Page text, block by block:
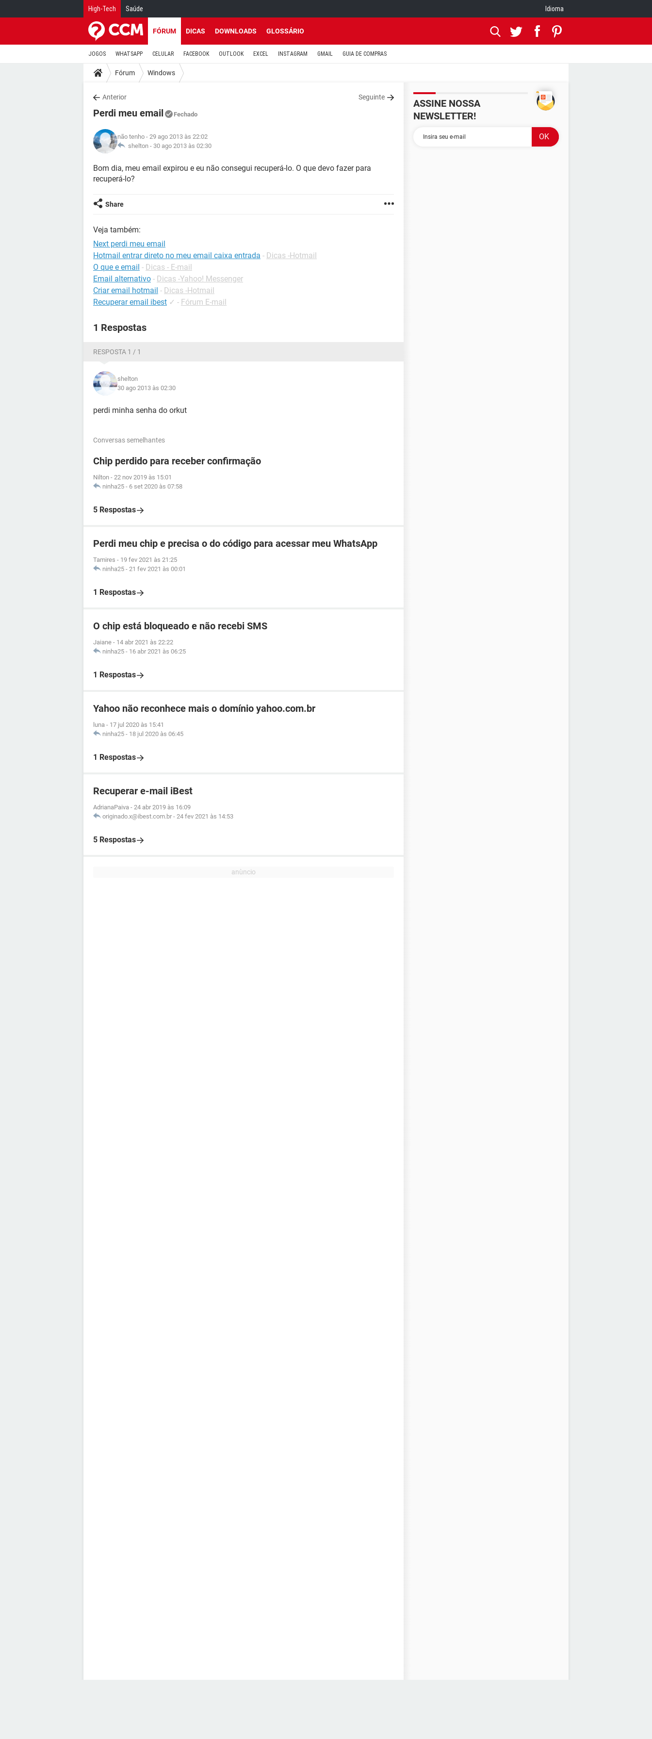
High-Tech Saúde Idioma
FÓRUM DICAS DOWNLOADS GLOSSÁRIO
JOGOS WHATSAPP CELULAR FACEBOOK OUTLOOK EXCEL INSTAGRAM GMAIL GUIA DE COMPRAS
Fórum Windows
Anterior Seguinte
Perdi meu email Fechado
não tenho - 29 ago 2013 às 22:02
shelton - 30 ago 2013 às 02:30
Bom dia, meu email expirou e eu não consegui recuperá-lo. O que devo fazer para
recuperá-lo?
Share
Veja também:
Next perdi meu email
Hotmail entrar direto no meu email caixa entrada - Dicas -Hotmail
O que e email - Dicas - E-mail
Email alternativo - Dicas -Yahoo! Messenger
Criar email hotmail - Dicas -Hotmail
Recuperar email ibest ✓ - Fórum E-mail
1 Respostas
RESPOSTA 1 / 1
shelton
30 ago 2013 às 02:30
perdi minha senha do orkut
Conversas semelhantes
Chip perdido para receber confirmação
Nilton - 22 nov 2019 às 15:01
ninha25 - 6 set 2020 às 07:58
5 Respostas
Perdi meu chip e precisa o do código para acessar meu WhatsApp
Tamires - 19 fev 2021 às 21:25
ninha25 - 21 fev 2021 às 00:01
1 Respostas
O chip está bloqueado e não recebi SMS
Jaiane - 14 abr 2021 às 22:22
ninha25 - 16 abr 2021 às 06:25
1 Respostas
Yahoo não reconhece mais o domínio yahoo.com.br
luna - 17 jul 2020 às 15:41
ninha25 - 18 jul 2020 às 06:45
1 Respostas
Recuperar e-mail iBest
AdrianaPaiva - 24 abr 2019 às 16:09
originado.x@ibest.com.br - 24 fev 2021 às 14:53
5 Respostas
ASSINE NOSSA
NEWSLETTER!